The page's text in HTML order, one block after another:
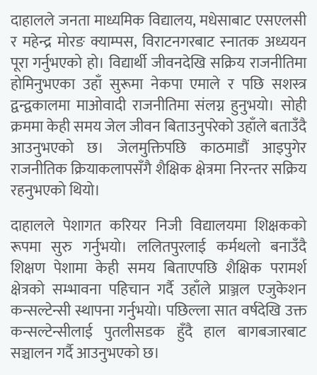
दाहालले जनता माध्यमिक विद्यालय, मधेसाबाट एसएलसी
र महेन्द्र मोरङ क्याम्पस, विराटनगरबाट स्नातक अध्ययन
पूरा गर्नुभएको हो। विद्यार्थी जीवनदेखि सक्रिय राजनीतिमा
होमिनुभएका उहाँ सुरूमा नेकपा एमाले र पछि सशस्त्र
द्वन्द्वकालमा माओवादी राजनीतिमा संलग्न हुनुभयो। सोही
क्रममा केही समय जेल जीवन बिताउनुपरेको उहाँले बताउँदै
आउनुभएको छ। जेलमुक्तिपछि काठमाडौं आइपुगेर
राजनीतिक क्रियाकलापसँगै शैक्षिक क्षेत्रमा निरन्तर सक्रिय
रहनुभएको थियो।
दाहालले पेशागत करियर निजी विद्यालयमा शिक्षकको
रूपमा सुरु गर्नुभयो। ललितपुरलाई कर्मथलो बनाउँदै
शिक्षण पेशामा केही समय बिताएपछि शैक्षिक परामर्श
क्षेत्रको सम्भावना पहिचान गर्दै उहाँले प्राञ्जल एजुकेशन
कन्सल्टेन्सी स्थापना गर्नुभयो। पछिल्ला सात वर्षदेखि उक्त
कन्सल्टेन्सीलाई पुतलीसडक हुँदै हाल बागबजारबाट
सञ्चालन गर्दै आउनुभएको छ।